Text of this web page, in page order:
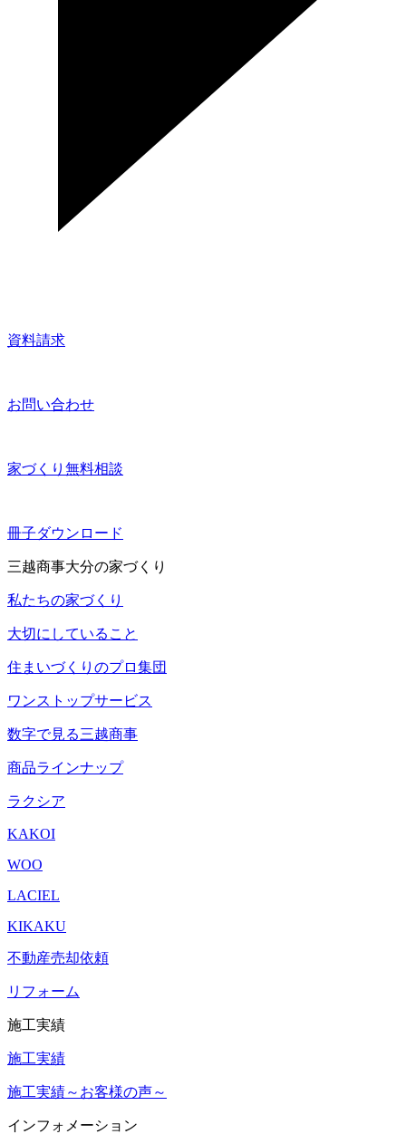
資料請求
お問い合わせ
家づくり無料相談
冊子ダウンロード
三越商事大分の家づくり
私たちの家づくり
大切にしていること
住まいづくりのプロ集団
ワンストップサービス
数字で見る三越商事
商品ラインナップ
ラクシア
KAKOI
WOO
LACIEL
KIKAKU
不動産売却依頼
リフォーム
施工実績
施工実績
施工実績～お客様の声～
インフォメーション